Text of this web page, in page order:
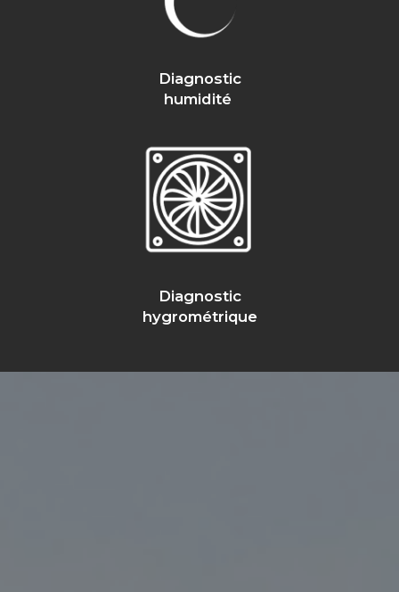
Diagnostic
humidité
Diagnostic
hygrométrique